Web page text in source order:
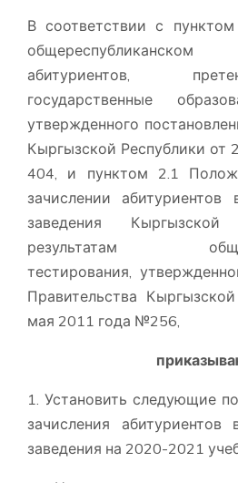
В соответствии с
абитуриентов,
государственные
утвержденного
Кыргызской Республики
404, и пунктом 2.1
зачислении
заведения
результатам
тестирования,
Правительства
мая 2011 года №256,
1. Установить следующие
зачисления
заведения на 2020-2021